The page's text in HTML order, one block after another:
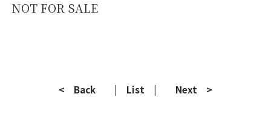
NOT FOR SALE
< Back | List | Next >